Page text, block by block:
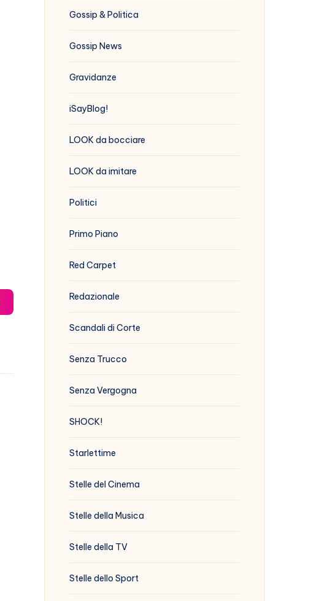
Gossip & Politica
Gossip News
Gravidanze
iSayBlog!
LOOK da bocciare
LOOK da imitare
Politici
Primo Piano
Red Carpet
Redazionale
Scandali di Corte
Senza Trucco
Senza Vergogna
SHOCK!
Starlettime
Stelle del Cinema
Stelle della Musica
Stelle della TV
Stelle dello Sport